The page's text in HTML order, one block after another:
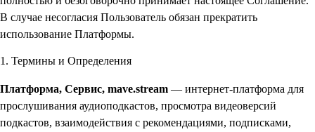
В случае несогласия Пользователь обязан прекратить
использование Платформы.
1. Термины и Определения
Платформа, Сервис, mave.stream — интернет-платформа для
прослушивания аудиоподкастов, просмотра видеоверсий
подкастов, взаимодействия с рекомендациями, подписками,